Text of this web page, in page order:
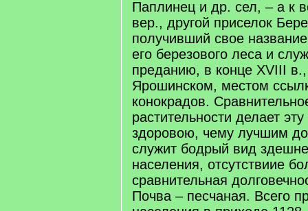
Паплинец и др. сел, – а к
вер., другой приселок
получивший свое
его березового леса и
преданию, в конце XVIII
Ярошинском, местом
конокрадов.
растительности делает
здоровою, чему лучшим
служит бодрый вид
населения, отсутствиие
сравнительная
Почва – песчаная. Всего